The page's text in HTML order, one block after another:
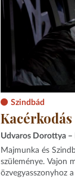
Szindbád
Udvaros Dorottya –
Majmunka és
szüleménye. Vajon
özvegyasszonyhoz